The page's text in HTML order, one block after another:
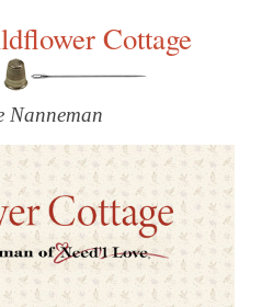
Cottage
Nanneman